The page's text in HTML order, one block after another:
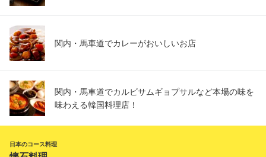
関内・馬車道でカレーがおいしいお店
関内・馬車道でカルビサムギョプサルなど本場の味を
味わえる韓国料理店！
日本のコース料理